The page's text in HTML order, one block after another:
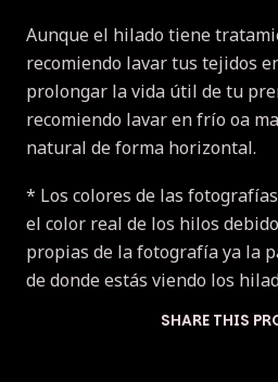
Aunque el hilado tiene
recomiendo lavar tus tejidos
prolongar la vida útil de tu
recomiendo lavar en frío oa
natural de forma horizontal.
* Los colores de las
el color real de los hilos
propias de la fotografía ya la
de donde estás viendo los
SHARE THIS